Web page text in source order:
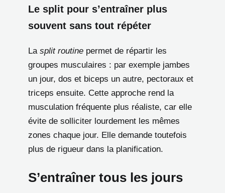
Le split pour s’entraîner plus
souvent sans tout répéter
La split routine permet de répartir les
groupes musculaires : par exemple jambes
un jour, dos et biceps un autre, pectoraux et
triceps ensuite. Cette approche rend la
musculation fréquente plus réaliste, car elle
évite de solliciter lourdement les mêmes
zones chaque jour. Elle demande toutefois
plus de rigueur dans la planification.
S’entraîner tous les jours